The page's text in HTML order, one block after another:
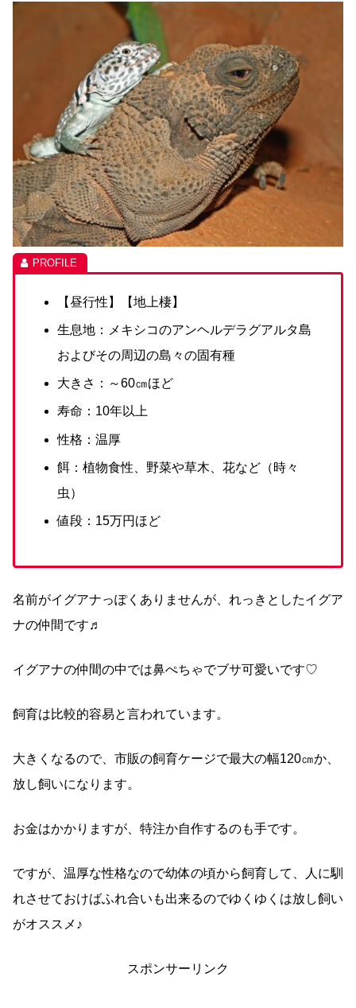
【昼行性】【地上棲】
生息地：メキシコのアンヘルデラグアルタ島
およびその周辺の島々の固有種
大きさ：～60㎝ほど
寿命：10年以上
性格：温厚
餌：植物食性、野菜や草木、花など（時々
虫）
値段：15万円ほど
名前がイグアナっぽくありませんが、れっきとしたイグア
ナの仲間です♬
イグアナの仲間の中では鼻ぺちゃでブサ可愛いです♡
飼育は比較的容易と言われています。
大きくなるので、市販の飼育ケージで最大の幅120㎝か、
放し飼いになります。
お金はかかりますが、特注か自作するのも手です。
ですが、温厚な性格なので幼体の頃から飼育して、人に馴
れさせておけばふれ合いも出来るのでゆくゆくは放し飼い
がオススメ♪
スポンサーリンク